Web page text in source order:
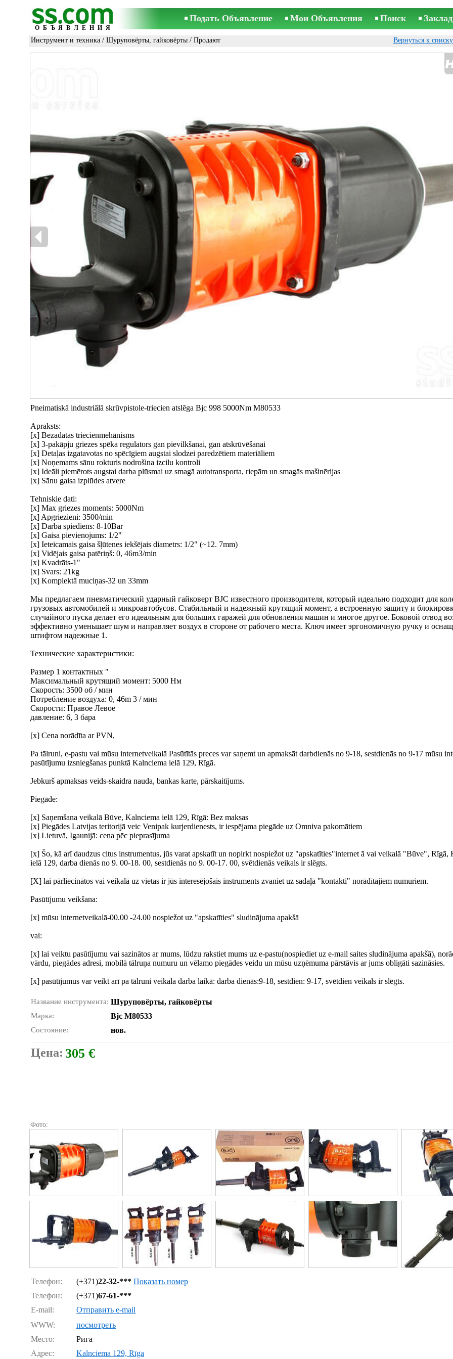
ОБЪЯВЛЕНИЯ
Подать Объявление Мои Объявления Поиск
Инструмент и техника / Шуруповёрты, гайковёрты / Продают Вернуться к
Pneimatiskā industriālā skrūvpistole-triecien atslēga Bjc 998 5000Nm M80533
Apraksts:
[x] Bezadatas triecienmehānisms
[x] 3-pakāpju griezes spēka regulators gan pievilkšanai, gan atskrūvēšanai
[x] Detaļas izgatavotas no spēcīgiem augstai slodzei paredzētiem materiāliem
[x] Noņemams sānu rokturis nodrošina izcilu kontroli
[x] Ideāli piemērots augstai darba plūsmai uz smagā autotransporta, riepām un smagās mašinērijas
[x] Sānu gaisa izplūdes atvere
Tehniskie dati:
[x] Max griezes moments: 5000Nm
[x] Apgriezieni: 3500/min
[x] Darba spiediens: 8-10Bar
[x] Gaisa pievienojums: 1/2"
[x] Ieteicamais gaisa šļūtenes iekšējais diametrs: 1/2" (~12. 7mm)
[x] Vidējais gaisa patēriņš: 0, 46m3/min
[x] Kvadrāts-1"
[x] Svars: 21kg
[x] Komplektā muciņas-32 un 33mm
Мы предлагаем пневматический ударный гайковерт BJC известного производителя, который идеально подходит для
грузовых автомобилей и микроавтобусов. Стабильный и надежный крутящий момент, а встроенную защиту и
случайного пуска делает его идеальным для больших гаражей для обновления машин и многое другое. Боковой отвод
эффективно уменьшает шум и направляет воздух в стороне от рабочего места. Ключ имеет эргономичную ручку и
штифтом надежные 1.
Технические характеристики:
Размер 1 контактных "
Максимальный крутящий момент: 5000 Нм
Скорость: 3500 об / мин
Потребление воздуха: 0, 46m 3 / мин
Скорости: Правое Левое
давление: 6, 3 бара
[x] Cena norādīta ar PVN,
Pa tālruni, e-pastu vai mūsu internetveikalā Pasūtītās preces var saņemt un apmaksāt darbdienās no 9-18, sestdienās no 9-17 mūsu
pasūtījumu izsniegšanas punktā Kalnciema ielā 129, Rīgā.
Jebkurš apmaksas veids-skaidra nauda, bankas karte, pārskaitījums.
Piegāde:
[x] Saņemšana veikalā Būve, Kalnciema ielā 129, Rīgā: Bez maksas
[x] Piegādes Latvijas teritorijā veic Venipak kurjerdienests, ir iespējama piegāde uz Omniva pakomātiem
[x] Lietuvā, Igaunijā: cena pēc pieprasījuma
[x] Šo, kā arī daudzus citus instrumentus, jūs varat apskatīt un nopirkt nospiežot uz "apskatīties"internet ā vai veikalā "Būve", Rīgā,
ielā 129, darba dienās no 9. 00-18. 00, sestdienās no 9. 00-17. 00, svētdienās veikals ir slēgts.
[X] lai pārliecinātos vai veikalā uz vietas ir jūs interesējošais instruments zvaniet uz sadaļā "kontakti" norādītajiem numuriem.
Pasūtījumu veikšana:
[x] mūsu internetveikalā-00.00 -24.00 nospiežot uz "apskatīties" sludinājuma apakšā
vai:
[x] lai veiktu pasūtījumu vai sazinātos ar mums, lūdzu rakstiet mums uz e-pastu(nospiediet uz e-mail saites sludinājuma apakšā),
vārdu, piegādes adresi, mobilā tālruņa numuru un vēlamo piegādes veidu un mūsu uzņēmuma pārstāvis ar jums obligāti sazināsies.
[x] pasūtījumus var veikt arī pa tālruni veikala darba laikā: darba dienās:9-18, sestdien: 9-17, svētdien veikals ir slēgts.
Название инструмента: Шуруповёрты, гайковёрты
Марка: Bjc M80533
Состояние: нов.
Цена: 305 €
Фото:
Телефон: (+371)22-32-*** Показать номер
Телефон:
(+371)67-61-***
E-mail:
Отправить e-mail
WWW:
посмотреть
Место:
Рига
Адрес:
Kalnciema 129, Rīga